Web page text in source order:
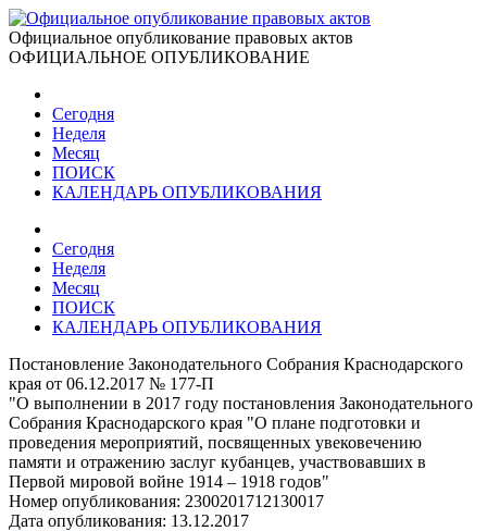
Официальное опубликование правовых актов
ОФИЦИАЛЬНОЕ ОПУБЛИКОВАНИЕ
Сегодня
Неделя
Месяц
ПОИСК
КАЛЕНДАРЬ ОПУБЛИКОВАНИЯ
Сегодня
Неделя
Месяц
ПОИСК
КАЛЕНДАРЬ ОПУБЛИКОВАНИЯ
Постановление Законодательного Собрания Краснодарского
края от 06.12.2017 № 177-П
"О выполнении в 2017 году постановления Законодательного
Собрания Краснодарского края "О плане подготовки и
проведения мероприятий, посвященных увековечению
памяти и отражению заслуг кубанцев, участвовавших в
Первой мировой войне 1914 – 1918 годов"
Номер опубликования: 2300201712130017
Дата опубликования: 13.12.2017